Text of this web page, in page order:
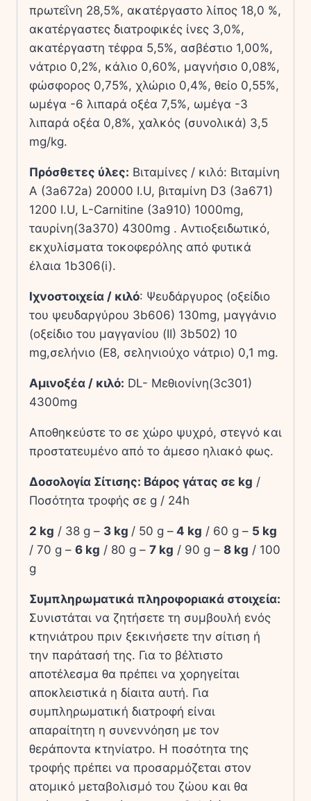
πρωτεΐνη 28,5%, ακατέργαστο λίπος 18,0 %,
ακατέργαστες διατροφικές ίνες 3,0%,
ακατέργαστη τέφρα 5,5%, ασβέστιο 1,00%,
νάτριο 0,2%, κάλιο 0,60%, μαγνήσιο 0,08%,
φώσφορος 0,75%, χλώριο 0,4%, θείο 0,55%,
ωμέγα -6 λιπαρά οξέα 7,5%, ωμέγα -3
λιπαρά οξέα 0,8%, χαλκός (συνολικά) 3,5
mg/kg.
Πρόσθετες ύλες: Βιταμίνες / κιλό: Βιταμίνη
A (3a672a) 20000 I.U, βιταμίνη D3 (3a671)
1200 I.U, L-Carnitine (3a910) 1000mg,
ταυρίνη(3a370) 4300mg . Αντιοξειδωτικό,
εκχυλίσματα τοκοφερόλης από φυτικά
έλαια 1b306(i).
Ιχνοστοιχεία / κιλό: Ψευδάργυρος (οξείδιο
του ψευδαργύρου 3b606) 130mg, μαγγάνιο
(οξείδιο του μαγγανίου (II) 3b502) 10
mg,σελήνιο (E8, σεληνιούχο νάτριο) 0,1 mg.
Αμινοξέα / κιλό: DL- Μεθιονίνη(3c301)
4300mg
Αποθηκεύστε το σε χώρο ψυχρό, στεγνό και
προστατευμένο από το άμεσο ηλιακό φως.
Δοσολογία Σίτισης: Βάρος γάτας σε kg /
Ποσότητα τροφής σε g / 24h
2 kg / 38 g – 3 kg / 50 g – 4 kg / 60 g – 5 kg
/ 70 g – 6 kg / 80 g – 7 kg / 90 g – 8 kg / 100
g
Συμπληρωματικά πληροφοριακά στοιχεία:
Συνιστάται να ζητήσετε τη συμβουλή ενός
κτηνιάτρου πριν ξεκινήσετε την σίτιση ή
την παράτασή της. Για το βέλτιστο
αποτέλεσμα θα πρέπει να χορηγείται
αποκλειστικά η δίαιτα αυτή. Για
συμπληρωματική διατροφή είναι
απαραίτητη η συνεννόηση με τον
θεράποντα κτηνίατρο. Η ποσότητα της
τροφής πρέπει να προσαρμόζεται στον
ατομικό μεταβολισμό του ζώου και θα